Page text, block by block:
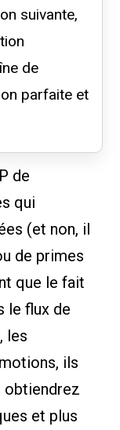
suivante,
de
parfaite et
de
qui
(et non, il
de primes
que le fait
le flux de
les
ils
obtiendrez
et plus